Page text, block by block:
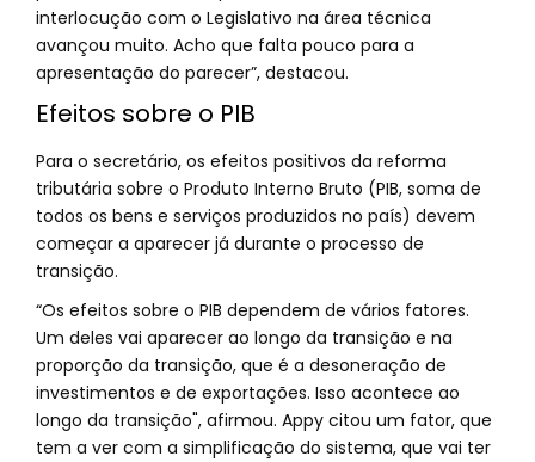
interlocução com o Legislativo na área técnica
avançou muito. Acho que falta pouco para a
apresentação do parecer”, destacou.
Efeitos sobre o PIB
Para o secretário, os efeitos positivos da reforma
tributária sobre o Produto Interno Bruto (PIB, soma de
todos os bens e serviços produzidos no país) devem
começar a aparecer já durante o processo de
transição.
“Os efeitos sobre o PIB dependem de vários fatores.
Um deles vai aparecer ao longo da transição e na
proporção da transição, que é a desoneração de
investimentos e de exportações. Isso acontece ao
longo da transição", afirmou. Appy citou um fator, que
tem a ver com a simplificação do sistema, que vai ter